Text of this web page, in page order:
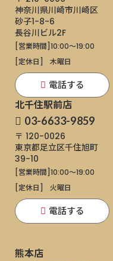
神奈川県川崎市川崎区
砂子1-8-6
長谷川ビル2F
[営業時間]10:00～19:00
[定休日]
木曜日
電話する
北千住駅前店
03-6633-9859
〒 120-0026
東京都足立区千住旭町
39-10
[営業時間]10:00～19:00
[定休日]
火曜日
電話する
熊本店